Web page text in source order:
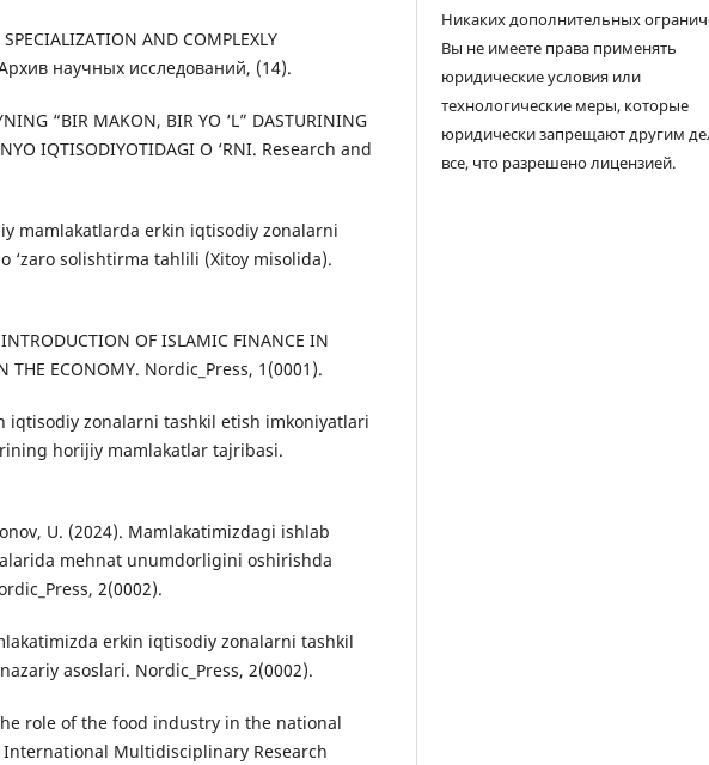
AND COMPLEXLY
научных исследований, (14).
“BIR MAKON, BIR YO ‘L” DASTURINING
IQTISODIYOTIDAGI O ‘RNI. Research and
mamlakatlarda erkin iqtisodiy zonalarni
‘zaro solishtirma tahlili (Xitoy misolida).
OF ISLAMIC FINANCE IN
THE ECONOMY. Nordic_Press, 1(0001).
iqtisodiy zonalarni tashkil etish imkoniyatlari
horijiy mamlakatlar tajribasi.
U. (2024). Mamlakatimizdagi ishlab
mehnat unumdorligini oshirishda
2(0002).
erkin iqtisodiy zonalarni tashkil
asoslari. Nordic_Press, 2(0002).
role of the food industry in the national
International Multidisciplinary Research
Никаких дополнительных
Вы не имеете права применять
юридические условия или
технологические меры, которые
юридически запрещают другим
все, что разрешено лицензией.